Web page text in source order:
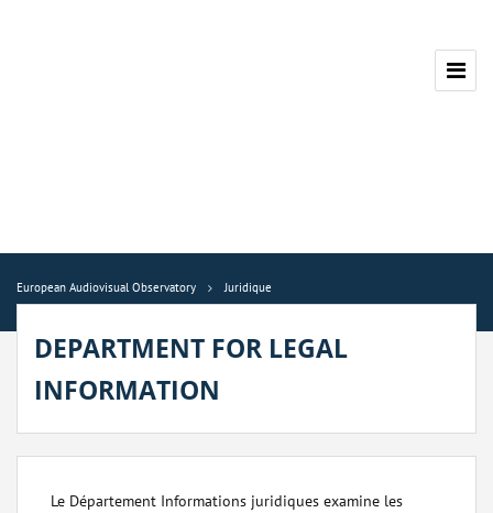
European Audiovisual Observatory Juridique
DEPARTMENT FOR LEGAL
INFORMATION
Le Département Informations juridiques examine les